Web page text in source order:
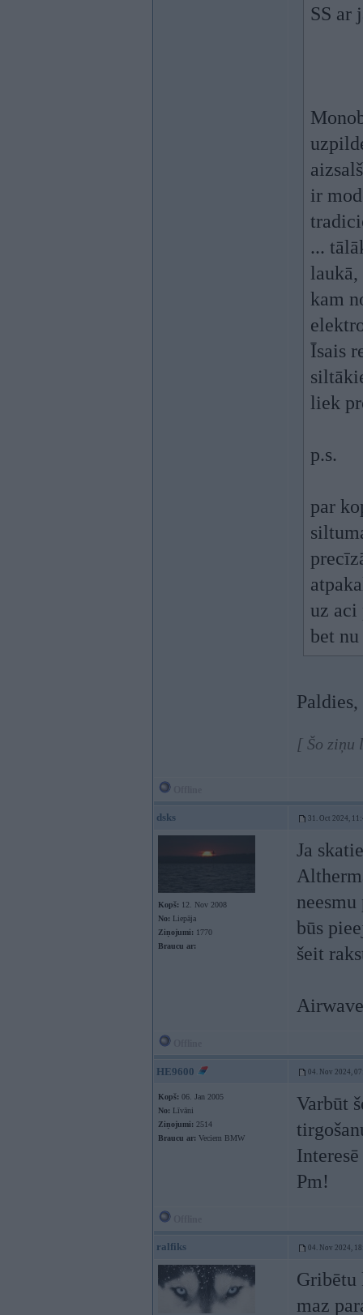
SS ar
ir
...
kam
Īsais
liek
p.s.
par
uz aci
bet
[ Šo ziņu
dsks 31. Oct 2024,
Kopš: 12. Nov 2008
No: Liepāja
Ziņojumi: 1770
Braucu ar:
Ja
būs
šeit
HE9600 04. Nov 2024,
Kopš: 06. Jan 2005
No: Līvāni
Ziņojumi: 2514
Braucu ar: Veciem BMW
Varbūt
Pm!
ralfiks 04. Nov 2024,
Gribētu
maz